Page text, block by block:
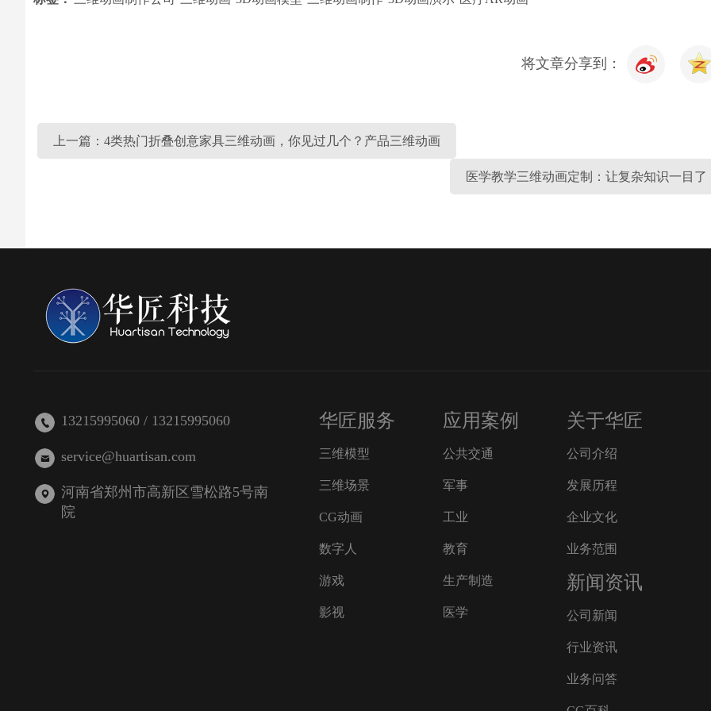
将文章分享到：
上一篇：4类热门折叠创意家具三维动画，你见过几个？产品三维动画
医学教学三维动画定制：让复杂知识一目了
13215995060 / 13215995060
service@huartisan.com
河南省郑州市高新区雪松路5号南
院
华匠服务
三维模型
三维场景
CG动画
数字人
游戏
影视
应用案例
公共交通
军事
工业
教育
生产制造
医学
关于华匠
公司介绍
发展历程
企业文化
业务范围
新闻资讯
公司新闻
行业资讯
业务问答